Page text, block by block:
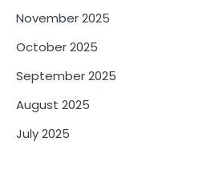
November 2025
October 2025
September 2025
August 2025
July 2025